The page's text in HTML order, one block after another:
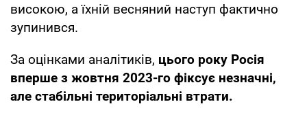
високою, а їхній весняний наступ фактично
зупинився.
За оцінками аналітиків, цього року Росія
вперше з жовтня 2023-го фіксує незначні,
але стабільні територіальні втрати.